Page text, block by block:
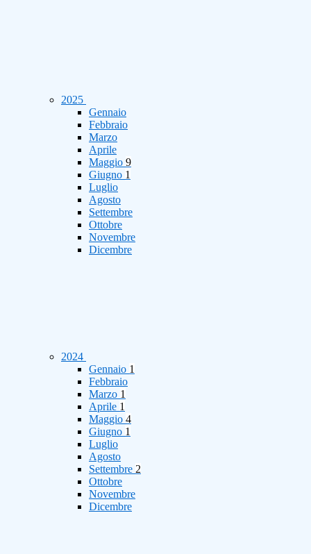
2025
Gennaio
Febbraio
Marzo
Aprile
Maggio 9
Giugno 1
Luglio
Agosto
Settembre
Ottobre
Novembre
Dicembre
2024
Gennaio 1
Febbraio
Marzo 1
Aprile 1
Maggio 4
Giugno 1
Luglio
Agosto
Settembre 2
Ottobre
Novembre
Dicembre